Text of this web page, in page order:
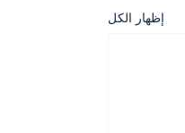
إظهار الكل